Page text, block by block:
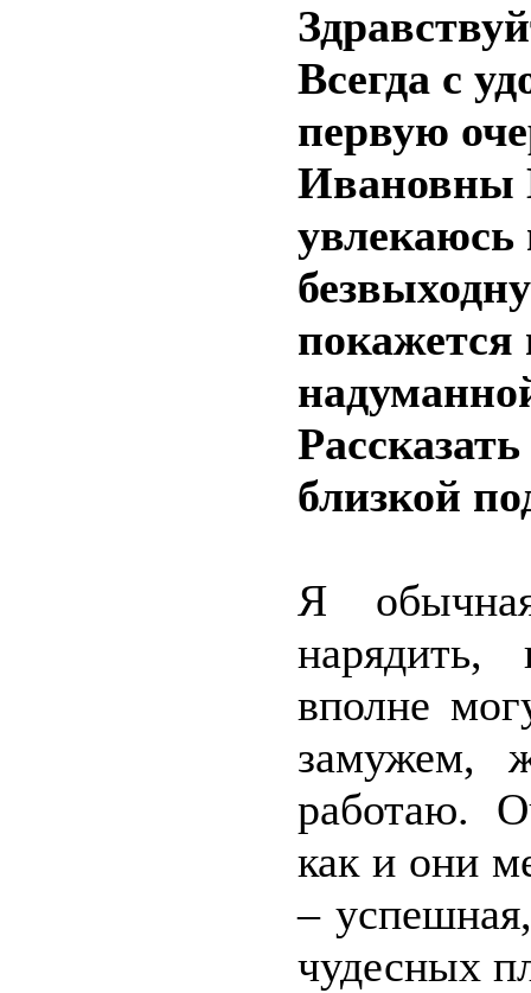
Всегда с
первую
Ивановны
увлекаюсь
покажется
близкой
Я
нарядить,
вполне
замужем,
работаю.
как и они
–
чудесных